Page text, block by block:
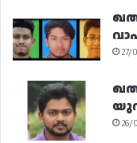
27/
26/